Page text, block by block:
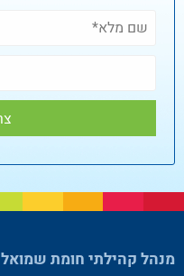
מנהל קהילתי חומת שמואל